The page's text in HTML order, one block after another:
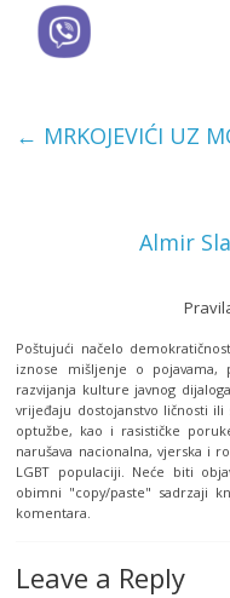
← MRKOJEVIĆI UZ
Almir
Poštujući načelo
iznose mišljenje o pojavama,
razvijanja kulture javnog
vrijeđaju dostojanstvo ličnosti
optužbe, kao i rasističke
narušava nacionalna, vjerska i
LGBT populaciji. Neće biti
obimni "copy/paste" sadrzaji
komentara.
Leave a Reply